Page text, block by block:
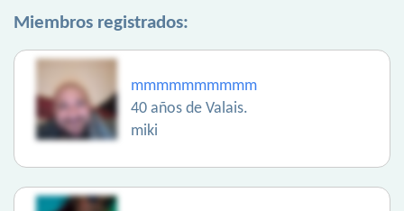
Miembros registrados:
mmmmmmmmmm
40 años de Valais.
miki